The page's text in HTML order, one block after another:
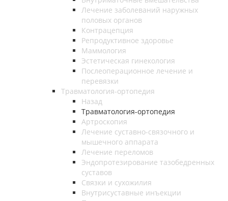
Лечение заболеваний наружных
половых органов
Контрацепция
Репродуктивное здоровье
Маммология
Эстетическая гинекология
Послеоперационное лечение и
перевязки
Травматология-ортопедия
Назад
Травматология-ортопедия
Артроскопия
Лечение суставно-связочного и
мышечного аппарата
Лечение переломов
Эндопротезирование тазобедренных
суставов
Связки и сухожилия
Внутрисуставные инъекции